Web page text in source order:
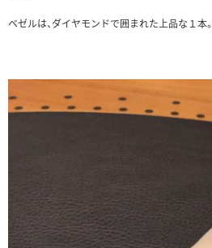
ベゼルは、ダイヤモンドで囲まれた上品な１本。